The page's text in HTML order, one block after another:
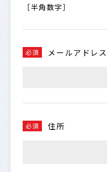
［半角数字］
必須 メールアドレス
必須 住所